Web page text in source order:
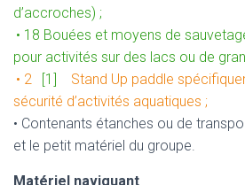
d’accroches) ;
• 18 Bouées et moyens de
pour activités sur des lacs ou de
• 2
[1]
Stand Up paddle
sécurité d’activités aquatiques ;
• Contenants étanches ou de
et le petit matériel du groupe.
Matériel naviguant